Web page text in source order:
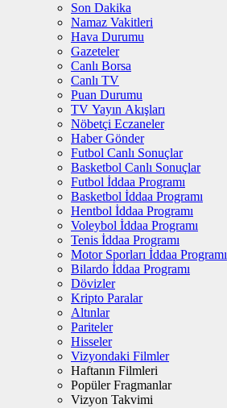
Son Dakika
Namaz Vakitleri
Hava Durumu
Gazeteler
Canlı Borsa
Canlı TV
Puan Durumu
TV Yayın Akışları
Nöbetçi Eczaneler
Haber Gönder
Futbol Canlı Sonuçlar
Basketbol Canlı Sonuçlar
Futbol İddaa Programı
Basketbol İddaa Programı
Hentbol İddaa Programı
Voleybol İddaa Programı
Tenis İddaa Programı
Motor Sporları İddaa Programı
Bilardo İddaa Programı
Dövizler
Kripto Paralar
Altınlar
Pariteler
Hisseler
Vizyondaki Filmler
Haftanın Filmleri
Popüler Fragmanlar
Vizyon Takvimi